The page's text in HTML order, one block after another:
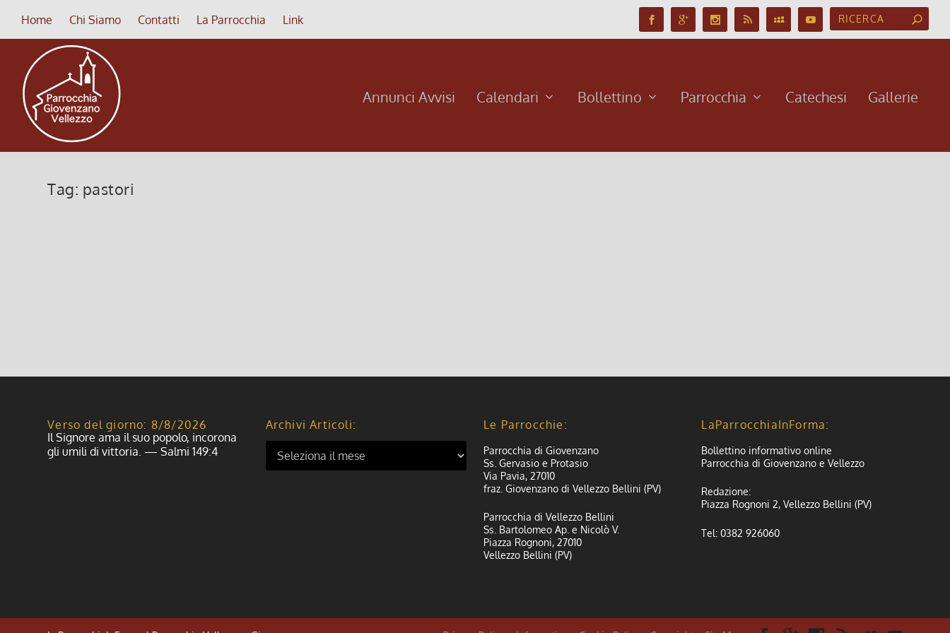
Home Chi Siamo Contatti La Parrocchia Link
Annunci Avvisi Calendari Bollettino Parrocchia Catechesi Gallerie
Tag: pastori
Verso del giorno: 8/8/2026
Il Signore ama il suo popolo, incorona
gli umili di vittoria. — Salmi 149:4
Archivi Articoli: Le Parrocchie:
Parrocchia di Giovenzano
Ss. Gervasio e Protasio
Via Pavia, 27010
fraz. Giovenzano di Vellezzo Bellini (PV)
Parrocchia di Vellezzo Bellini
Ss. Bartolomeo Ap. e Nicolò V.
Piazza Rognoni, 27010
Vellezzo Bellini (PV)
LaParrocchiaInForma:
Bollettino informativo online
Parrocchia di Giovenzano e Vellezzo
Redazione:
Piazza Rognoni 2, Vellezzo Bellini (PV)
Tel: 0382 926060